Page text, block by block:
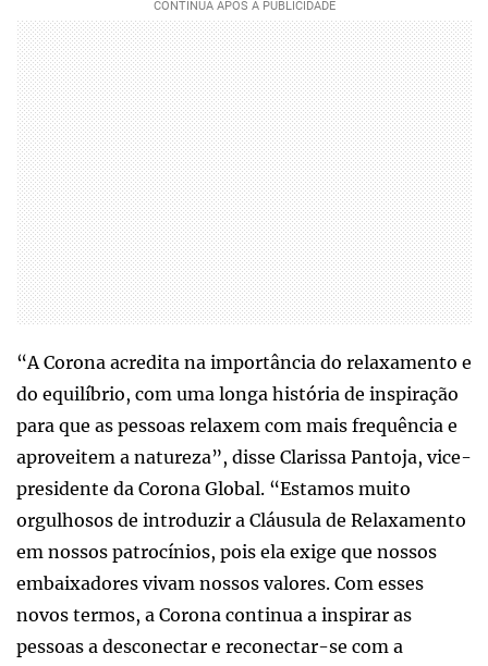
“A Corona acredita na importância do relaxamento e
do equilíbrio, com uma longa história de inspiração
para que as pessoas relaxem com mais frequência e
aproveitem a natureza”, disse Clarissa Pantoja, vice-
presidente da Corona Global. “Estamos muito
orgulhosos de introduzir a Cláusula de Relaxamento
em nossos patrocínios, pois ela exige que nossos
embaixadores vivam nossos valores. Com esses
novos termos, a Corona continua a inspirar as
pessoas a desconectar e reconectar-se com a